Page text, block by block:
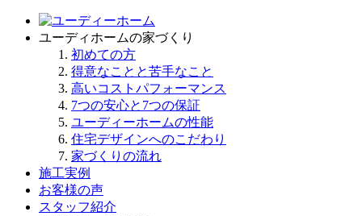
ユーディホームの家づくり
初めての方
得意なことと苦手なこと
高いコストパフォーマンス
7つの安心と7つの保証
ユーディーホームの性能
住宅デザインへのこだわり
家づくりの流れ
施工実例
お客様の声
スタッフ紹介